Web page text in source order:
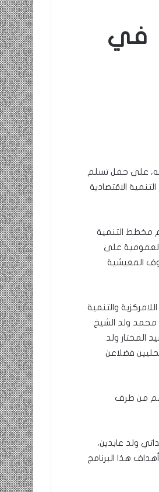
في
على حفل تسلم
الاقتصادية
مخطط التنمية
العمومية على
المعيشية
والتنمية
محمد ولد الشيخ
المختار ولد
فضلاعن
من طرف
ولد عابدين،
هذا البرنامج